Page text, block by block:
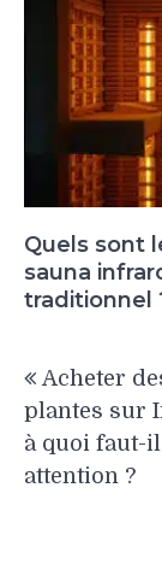
Quels sont
sauna
traditionnel
de
l’article
Acheter
plantes sur
à quoi faut-
attention ?